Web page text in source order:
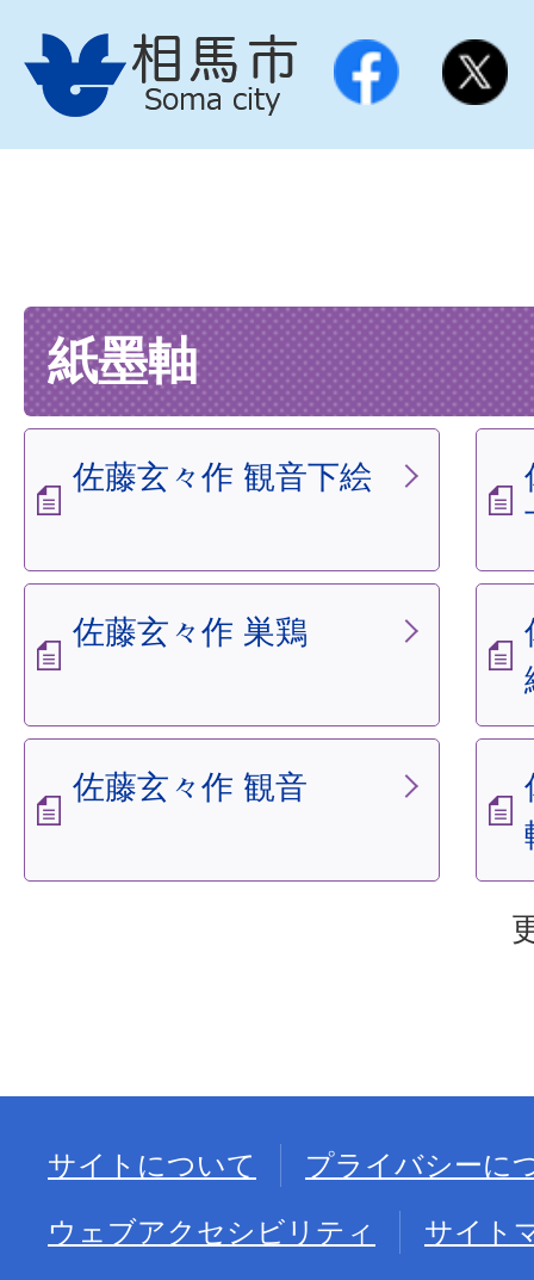
紙墨軸
佐藤玄々作 観音下絵
佐藤玄々作 巣鶏
佐藤玄々作 観音
サイトについて
プライバシーに
ウェブアクセシビリティ
サイト